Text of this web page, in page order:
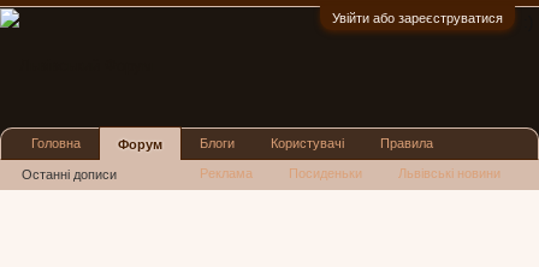
Увійти або зареєструватися
Головна Форум
Останні дописи
Блоги Користувачі Правила
Реклама Посиденьки Львівські новини